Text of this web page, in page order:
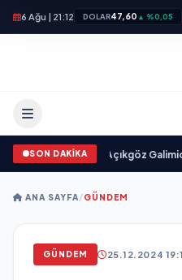
6 Ağu | 21:12 DOLAR47,60 ▲ %0,05
SON DAKİKA
•Ali Emre Açıkgöz Galimidi,
ANA SAYFA/GÜNDEM
GÜNDEM 25.12.2024